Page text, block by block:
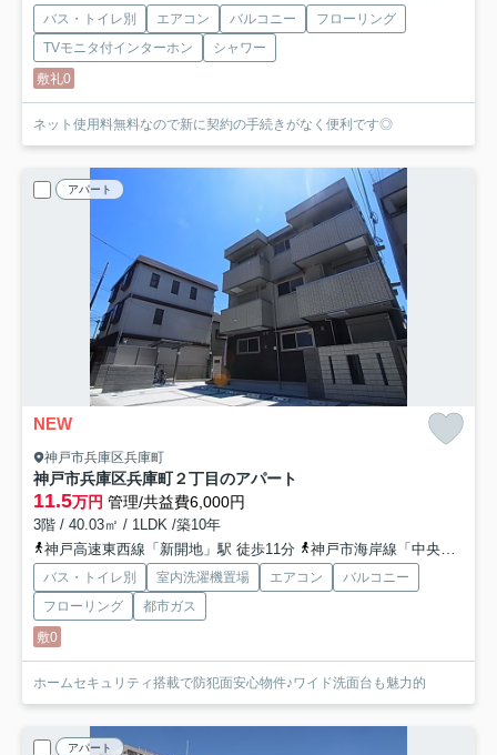
バス・トイレ別 エアコン バルコニー
フローリング
TVモニタ付インターホン
シャワー
敷礼0
ネット使用料無料なので新に契約の手続きがなく便利です◎
アパート
NEW
神戸市兵庫区兵庫町
神戸市兵庫区兵庫町２丁目のアパート
11.5万円 管理/共益費6,000円
3階 / 40.03㎡ / 1LDK /築10年
神戸高速東西線「新開地」駅 徒歩11分
神戸市海岸線「中央市場前」駅 徒歩12分
バス・トイレ別 室内洗濯機置場 エアコン
バルコニー
フローリング
都市ガス
敷0
ホームセキュリティ搭載で防犯面安心物件♪ワイド洗面台も魅力的
アパート